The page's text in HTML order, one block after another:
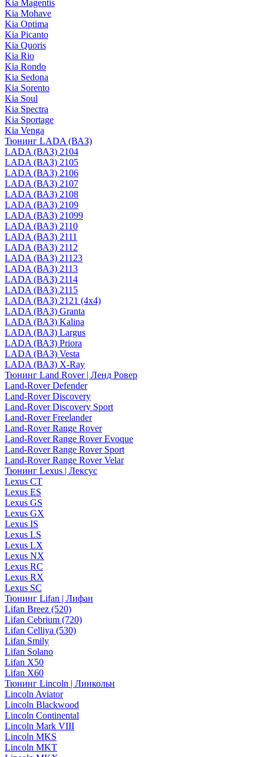
Kia Magentis
Kia Mohave
Kia Optima
Kia Picanto
Kia Quoris
Kia Rio
Kia Rondo
Kia Sedona
Kia Sorento
Kia Soul
Kia Spectra
Kia Sportage
Kia Venga
Тюнинг LADA (ВАЗ)
LADA (ВАЗ) 2104
LADA (ВАЗ) 2105
LADA (ВАЗ) 2106
LADA (ВАЗ) 2107
LADA (ВАЗ) 2108
LADA (ВАЗ) 2109
LADA (ВАЗ) 21099
LADA (ВАЗ) 2110
LADA (ВАЗ) 2111
LADA (ВАЗ) 2112
LADA (ВАЗ) 21123
LADA (ВАЗ) 2113
LADA (ВАЗ) 2114
LADA (ВАЗ) 2115
LADA (ВАЗ) 2121 (4x4)
LADA (ВАЗ) Granta
LADA (ВАЗ) Kalina
LADA (ВАЗ) Largus
LADA (ВАЗ) Priora
LADA (ВАЗ) Vesta
LADA (ВАЗ) X-Ray
Тюнинг Land Rover | Ленд Ровер
Land-Rover Defender
Land-Rover Discovery
Land-Rover Discovery Sport
Land-Rover Freelander
Land-Rover Range Rover
Land-Rover Range Rover Evoque
Land-Rover Range Rover Sport
Land-Rover Range Rover Velar
Тюнинг Lexus | Лексус
Lexus CT
Lexus ES
Lexus GS
Lexus GX
Lexus IS
Lexus LS
Lexus LX
Lexus NX
Lexus RC
Lexus RX
Lexus SC
Тюнинг Lifan | Лифан
Lifan Breez (520)
Lifan Cebrium (720)
Lifan Celliya (530)
Lifan Smily
Lifan Solano
Lifan X50
Lifan X60
Тюнинг Lincoln | Линкольн
Lincoln Aviator
Lincoln Blackwood
Lincoln Continental
Lincoln Mark VIII
Lincoln MKS
Lincoln MKT